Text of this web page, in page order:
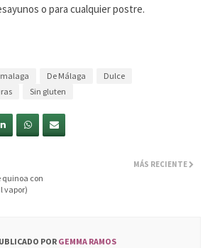
o para cualquier postre.
De Málaga
Dulce
Sin gluten
MÁS RECIENTE
quinoa con
vapor)
POR GEMMA RAMOS